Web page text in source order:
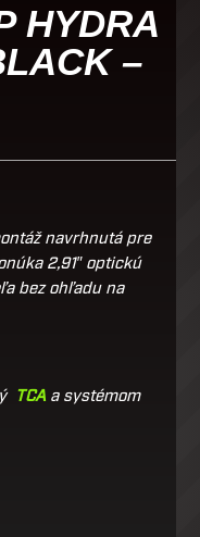
HYDRA
–
navrhnutá pre
2,91″ optickú
bez ohľadu na
TCA a systémom